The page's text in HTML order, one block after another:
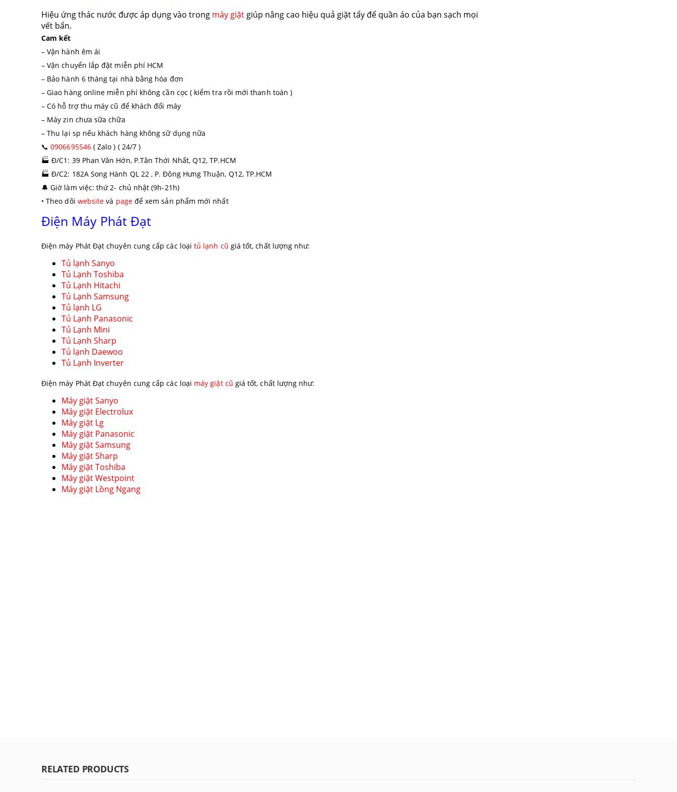
Hiệu ứng thác nước được áp dụng vào trong máy giặt giúp nâng cao hiệu quả giặt tẩy để quần áo của bạn sạch mọi
vết bẩn.
Cam kết
– Vận hành êm ái
– Vận chuyển lắp đặt miễn phí HCM
– Bảo hành 6 tháng tại nhà bằng hóa đơn
– Giao hàng online miễn phí không cần cọc ( kiểm tra rồi mới thanh toán )
– Có hỗ trợ thu máy cũ để khách đổi máy
– Máy zin chưa sữa chữa
– Thu lại sp nếu khách hàng không sữ dụng nữa
📞 0906695546( Zalo ) ( 24/7 )
🏭 Đ/C1: 39 Phan Văn Hớn, P.Tân Thới Nhất, Q12, TP.HCM
🏭 Đ/C2: 182A Song Hành QL 22 , P. Đông Hưng Thuận, Q12, TP.HCM
🔔 Giờ làm việc: thứ 2- chủ nhật (9h-21h)
• Theo dõi website và pageđể xem sản phẩm mới nhất
Điện Máy Phát Đạt
Điện máy Phát Đạt chuyên cung cấp các loạitủ lạnh cũ giá tốt, chất lượng như:
Tủ lạnh Sanyo
Tủ Lạnh Toshiba
Tủ Lạnh Hitachi
Tủ Lạnh Samsung
Tủ lạnh LG
Tủ Lạnh Panasonic
Tủ Lạnh Mini
Tủ Lạnh Sharp
Tủ lạnh Daewoo
Tủ Lạnh Inverter
Điện máy Phát Đạt chuyên cung cấp các loại máy giặt cũ giá tốt, chất lượng như:
Máy giặt Sanyo
Máy giặt Electrolux
Máy giặt Lg
Máy giặt Panasonic
Máy giặt Samsung
Máy giặt Sharp
Máy giặt Toshiba
Máy giặt Westpoint
Máy giặt Lồng Ngang
RELATED PRODUCTS